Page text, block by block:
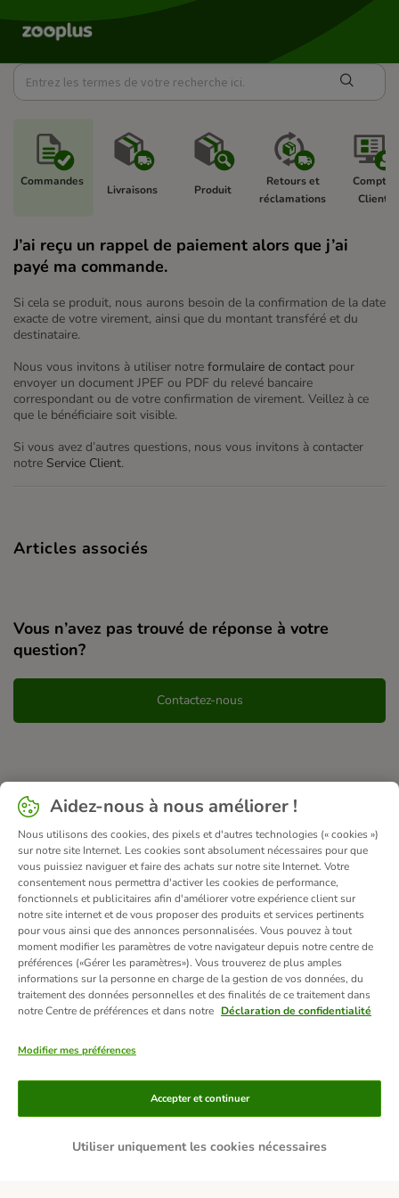
Commandes
Livraisons Produit
Retours et
réclamations
Compte
Client
J’ai reçu un rappel de paiement alors que j’ai
payé ma commande.
Si cela se produit, nous aurons besoin de la confirmation de la date
exacte de votre virement, ainsi que du montant transféré et du
destinataire.
Nous vous invitons à utiliser notre formulaire de contact pour
envoyer un document JPEF ou PDF du relevé bancaire
correspondant ou de votre confirmation de virement. Veillez à ce
que le bénéficiaire soit visible.
Si vous avez d’autres questions, nous vous invitons à contacter
notre Service Client.
Articles associés
Vous n’avez pas trouvé de réponse à votre
question?
Contactez-nous
Moyens de paiement
Aidez-nous à nous améliorer !
Nous utilisons des cookies, des pixels et d'autres technologies (« cookies »)
sur notre site Internet. Les cookies sont absolument nécessaires pour que
vous puissiez naviguer et faire des achats sur notre site Internet. Votre
consentement nous permettra d'activer les cookies de performance,
fonctionnels et publicitaires afin d'améliorer votre expérience client sur
notre site internet et de vous proposer des produits et services pertinents
pour vous ainsi que des annonces personnalisées. Vous pouvez à tout
moment modifier les paramètres de votre navigateur depuis notre centre de
préférences («Gérer les paramètres»). Vous trouverez de plus amples
informations sur la personne en charge de la gestion de vos données, du
traitement des données personnelles et des finalités de ce traitement dans
notre Centre de préférences et dans notre Déclaration de confidentialité
Modifier mes préférences
Utiliser uniquement les cookies nécessaires
Accepter et continuer